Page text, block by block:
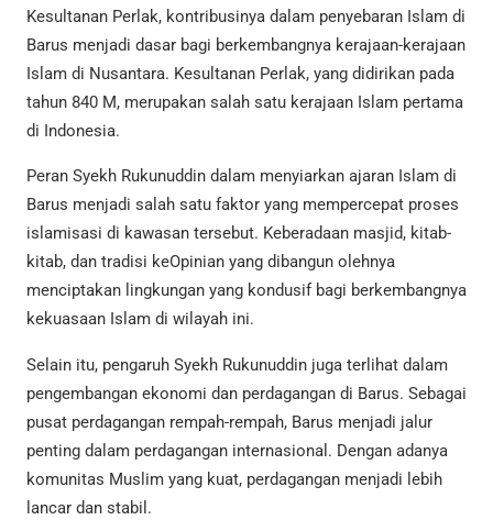
Kesultanan Perlak, kontribusinya dalam penyebaran Islam di
Barus menjadi dasar bagi berkembangnya kerajaan-kerajaan
Islam di Nusantara. Kesultanan Perlak, yang didirikan pada
tahun 840 M, merupakan salah satu kerajaan Islam pertama
di Indonesia.
Peran Syekh Rukunuddin dalam menyiarkan ajaran Islam di
Barus menjadi salah satu faktor yang mempercepat proses
islamisasi di kawasan tersebut. Keberadaan masjid, kitab-
kitab, dan tradisi keOpinian yang dibangun olehnya
menciptakan lingkungan yang kondusif bagi berkembangnya
kekuasaan Islam di wilayah ini.
Selain itu, pengaruh Syekh Rukunuddin juga terlihat dalam
pengembangan ekonomi dan perdagangan di Barus. Sebagai
pusat perdagangan rempah-rempah, Barus menjadi jalur
penting dalam perdagangan internasional. Dengan adanya
komunitas Muslim yang kuat, perdagangan menjadi lebih
lancar dan stabil.